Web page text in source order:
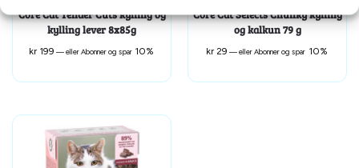
Core Cat Tender Cuts kylling og
kylling lever 8x85g
kr199 —eller Abonner og spar 10%
Core Cat Selects Chunky kylling
og kalkun 79 g
kr 29 —eller Abonner og spar 10%